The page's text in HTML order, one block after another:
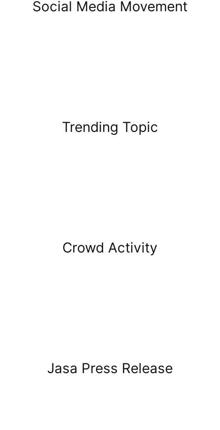
Social Media Movement
Trending Topic
Crowd Activity
Jasa Press Release